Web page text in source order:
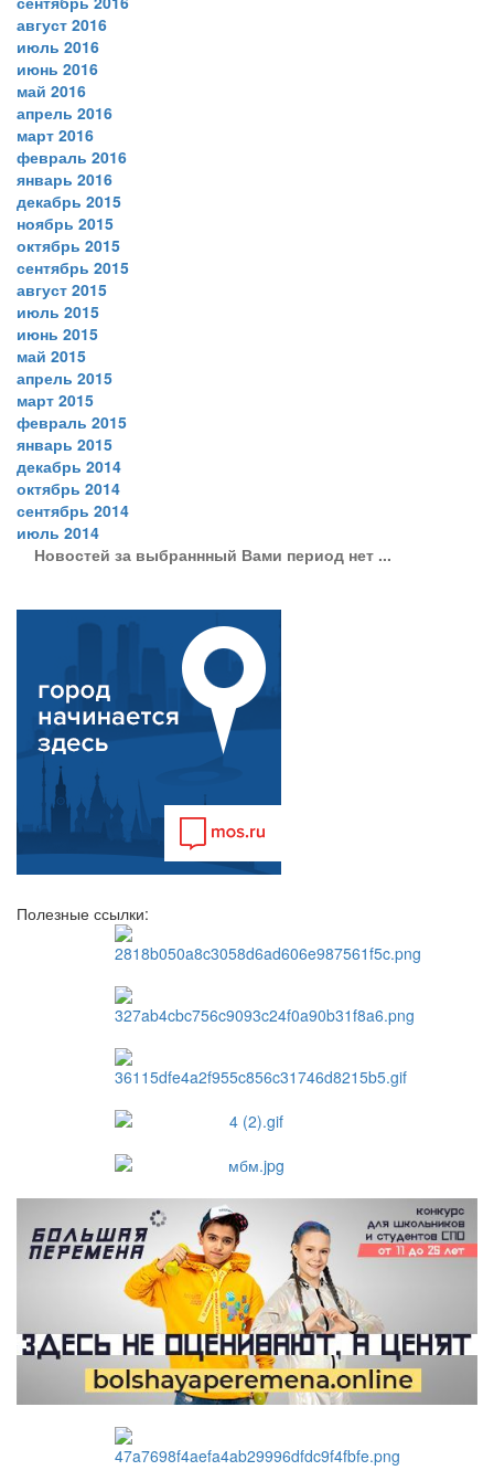
август 2016
июль 2016
июнь 2016
май 2016
апрель 2016
март 2016
февраль 2016
январь 2016
декабрь 2015
ноябрь 2015
октябрь 2015
сентябрь 2015
август 2015
июль 2015
июнь 2015
май 2015
апрель 2015
март 2015
февраль 2015
январь 2015
декабрь 2014
октябрь 2014
сентябрь 2014
июль 2014
Новостей за выбраннный Вами период нет ...
Полезные ссылки: